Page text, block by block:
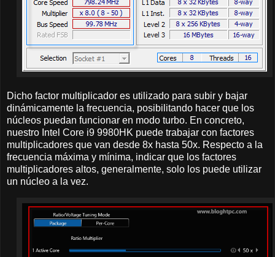
Dicho factor multiplicador es utilizado para subir y bajar
dinámicamente la frecuencia, posibilitando hacer que los
núcleos puedan funcionar en modo turbo. En concreto,
nuestro Intel Core i9 9980HK puede trabajar con factores
multiplicadores que van desde 8x hasta 50x. Respecto a la
frecuencia máxima y mínima, indicar que los factores
multiplicadores altos, generalmente, solo los puede utilizar
un núcleo a la vez.